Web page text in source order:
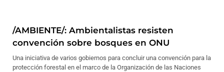
/AMBIENTE/: Ambientalistas resisten
convención sobre bosques en ONU
Una iniciativa de varios gobiernos para concluir una convención para la
protección forestal en el marco de la Organización de las Naciones